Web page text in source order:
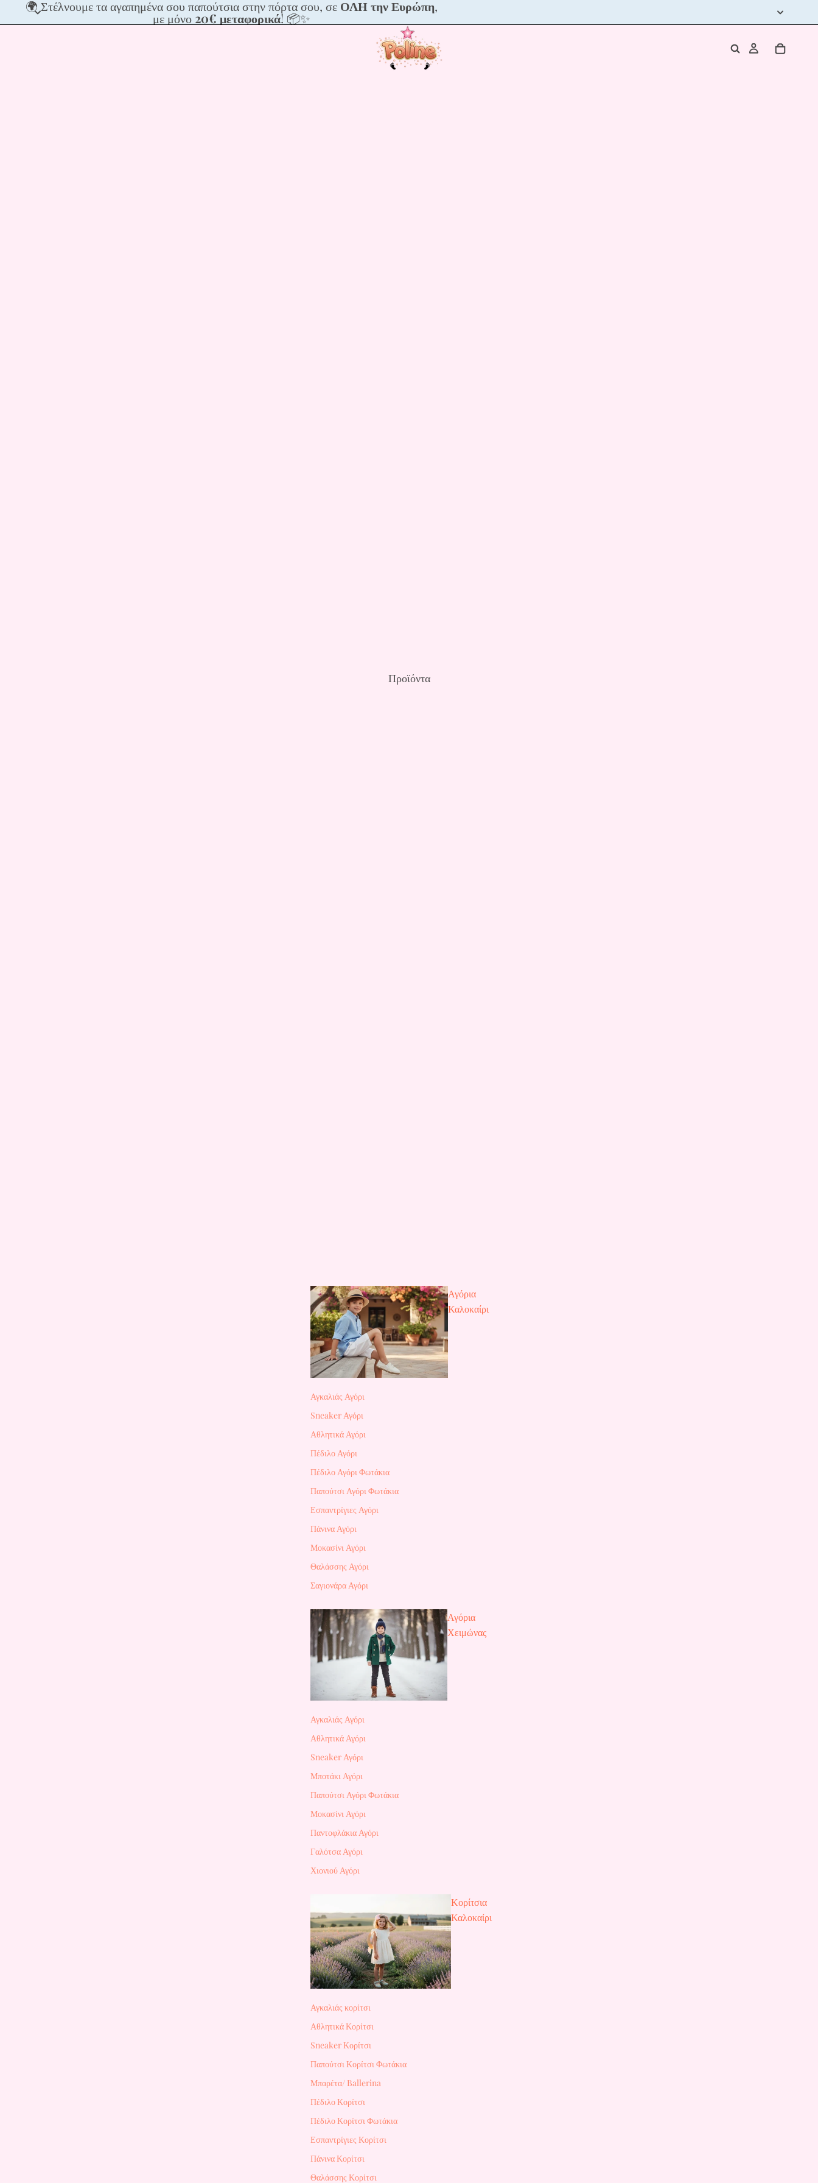
🌍 Στέλνουμε τα αγαπημένα σου παπούτσια στην πόρτα σου, σε ΟΛΗ την Ευρώπη,
με μόνο 20€ μεταφορικά! 📦✨
🌍
Στέλνουμε
τα
Προϊόντα
Αγόρια
Καλοκαίρι
Αγκαλιάς Αγόρι
Sneaker Αγόρι
Αθλητικά Αγόρι
Πέδιλο Αγόρι
Πέδιλο Αγόρι Φωτάκια
Παπούτσι Αγόρι Φωτάκια
Εσπαντρίγιες Αγόρι
Πάνινα Αγόρι
Μοκασίνι Αγόρι
Θαλάσσης Αγόρι
Σαγιονάρα Αγόρι
Αγόρια
Χειμώνας
Αγκαλιάς Αγόρι
Αθλητικά Αγόρι
Sneaker Αγόρι
Μποτάκι Αγόρι
Παπούτσι Αγόρι Φωτάκια
Μοκασίνι Αγόρι
Παντοφλάκια Αγόρι
Γαλότσα Αγόρι
Χιονιού Αγόρι
Κορίτσια
Καλοκαίρι
Αγκαλιάς κορίτσι
Αθλητικά Κορίτσι
Sneaker Κορίτσι
Παπούτσι Κορίτσι Φωτάκια
Μπαρέτα/ Ballerina
Πέδιλο Κορίτσι
Πέδιλο Κορίτσι Φωτάκια
Εσπαντρίγιες Κορίτσι
Πάνινα Κορίτσι
Θαλάσσης Κορίτσι